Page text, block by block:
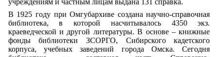
В 1925 году при Омгубархиве создана научно-справочная
библиотека, в которой насчитывалось 4350 экз.
краеведческой и другой литературы. В основе – книжные
фонды библиотеки ЗСОРГО, Сибирского кадетского
корпуса, учебных заведений города Омска. Сегодня